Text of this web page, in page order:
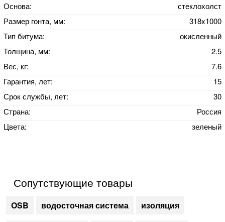
Основа:
стеклохолст
Размер гонта, мм:
318x1000
Тип битума:
окисленный
Толщина, мм:
2.5
Вес, кг:
7.6
Гарантия, лет:
15
Срок службы, лет:
30
Страна:
Россия
Цвета:
зеленый
Сопутствующие товары
OSB водосточная система изоляция